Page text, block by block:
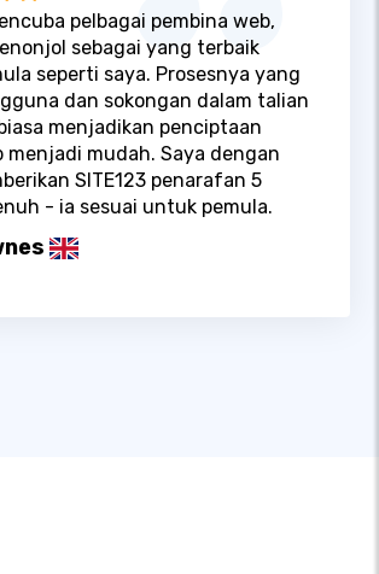
pelbagai pembina web,
sebagai yang terbaik
seperti saya. Prosesnya yang
dan sokongan dalam talian
menjadikan penciptaan
menjadi mudah. Saya dengan
SITE123 penarafan 5
- ia sesuai untuk pemula.